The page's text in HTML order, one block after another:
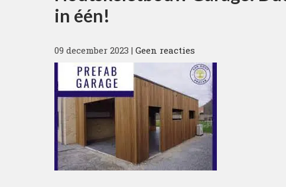
in één!
09 december 2023 | Geen reacties